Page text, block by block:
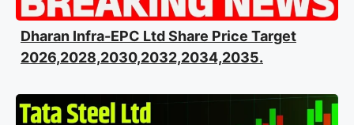
Dharan Infra-EPC Ltd Share Price Target
2026,2028,2030,2032,2034,2035.